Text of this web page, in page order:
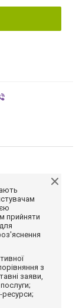
прийняти
з
заяви,
ресурси;